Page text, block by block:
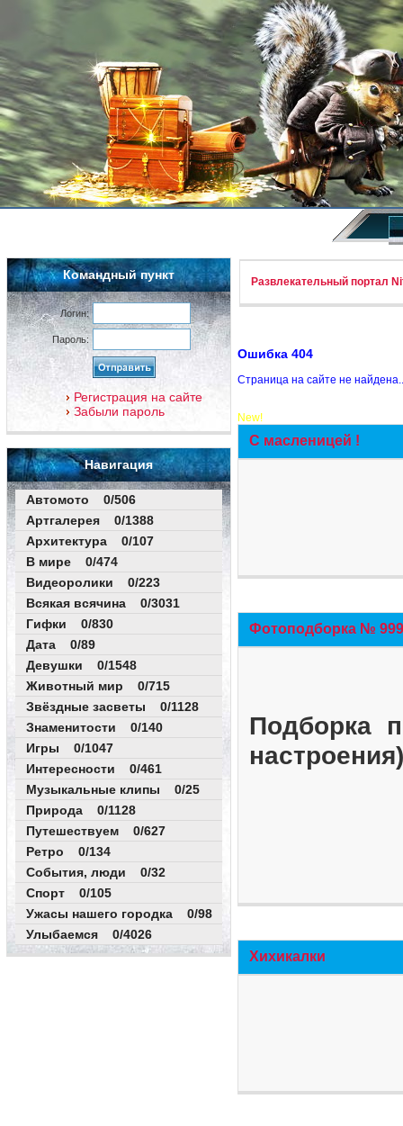
Командный пункт
Логин:
Пароль:
Регистрация на сайте
Забыли пароль
Навигация
Автомото 0/506
Артгалерея 0/1388
Архитектура 0/107
В мире 0/474
Видеоролики 0/223
Всякая всячина 0/3031
Гифки 0/830
Дата 0/89
Девушки 0/1548
Животный мир 0/715
Звёздные засветы 0/1128
Знаменитости 0/140
Игры 0/1047
Интересности 0/461
Музыкальные клипы 0/25
Природа 0/1128
Путешествуем 0/627
Ретро 0/134
События, люди 0/32
Спорт 0/105
Ужасы нашего городка 0/98
Улыбаемся 0/4026
Развлекательный портал
Ошибка 404
Страница на сайте не
New!
С масленицей !
Фотоподборка №
Подборка
Хихикалки